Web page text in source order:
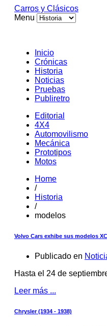
Carros y Clásicos
Menu
Inicio
Crónicas
Historia
Noticias
Pruebas
Publiretro
Editorial
4X4
Automovilismo
Mecánica
Prototipos
Motos
Home
/
Historia
/
modelos
Volvo Cars exhibe sus modelos
Publicado en
Hasta el 24 de
Leer más ...
Chrysler (1934 - 1938)